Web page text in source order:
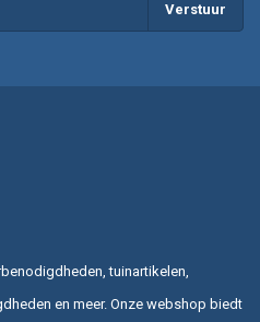
Verstuur
tuinartikelen,
en meer. Onze webshop biedt